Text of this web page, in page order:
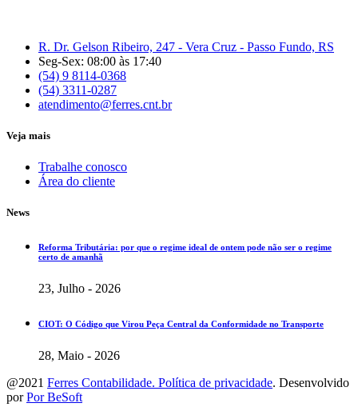
R. Dr. Gelson Ribeiro, 247 - Vera Cruz - Passo Fundo, RS
Seg-Sex: 08:00 às 17:40
(54) 9 8114-0368
(54) 3311-0287
atendimento@ferres.cnt.br
Veja mais
Trabalhe conosco
Área do cliente
News
Reforma Tributária: por que o regime ideal de ontem pode não ser o regime
certo de amanhã
23, Julho - 2026
CIOT: O Código que Virou Peça Central da Conformidade no Transporte
28, Maio - 2026
@2021 Ferres Contabilidade. Política de privacidade. Desenvolvido
porPor BeSoft